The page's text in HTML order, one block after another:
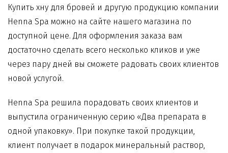
Купить хну для бровей и другую продукцию компании
Henna Spa можно на сайте нашего магазина по
доступной цене. Для оформления заказа вам
достаточно сделать всего несколько кликов и уже
через пару дней вы сможете радовать своих клиентов
новой услугой.
Henna Spa решила порадовать своих клиентов и
выпустила ограниченную серию «Два препарата в
одной упаковку». При покупке такой продукции,
клиент получает в подарок минеральный раствор,